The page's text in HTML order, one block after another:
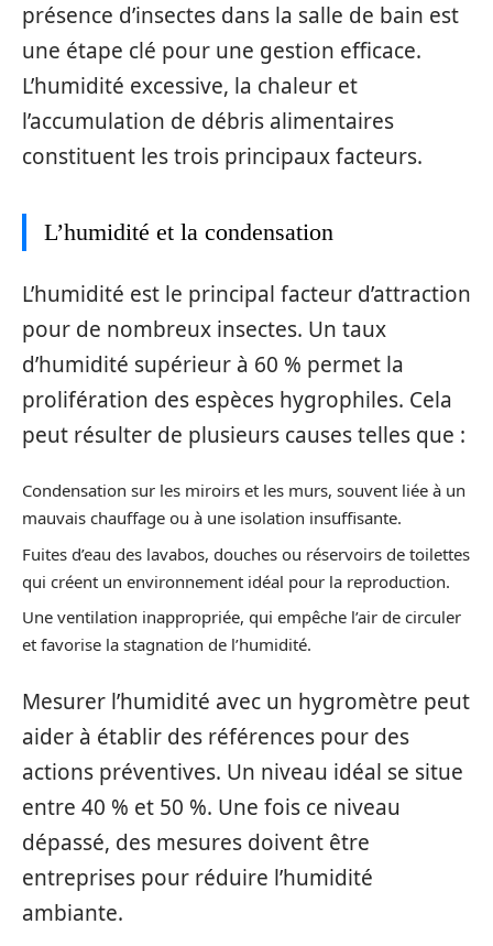
présence d’insectes dans la salle de bain est
une étape clé pour une gestion efficace.
L’humidité excessive, la chaleur et
l’accumulation de débris alimentaires
constituent les trois principaux facteurs.
L’humidité et la condensation
L’humidité est le principal facteur d’attraction
pour de nombreux insectes. Un taux
d’humidité supérieur à 60 % permet la
prolifération des espèces hygrophiles. Cela
peut résulter de plusieurs causes telles que :
Condensation sur les miroirs et les murs, souvent liée à un
mauvais chauffage ou à une isolation insuffisante.
Fuites d’eau des lavabos, douches ou réservoirs de toilettes
qui créent un environnement idéal pour la reproduction.
Une ventilation inappropriée, qui empêche l’air de circuler
et favorise la stagnation de l’humidité.
Mesurer l’humidité avec un hygromètre peut
aider à établir des références pour des
actions préventives. Un niveau idéal se situe
entre 40 % et 50 %. Une fois ce niveau
dépassé, des mesures doivent être
entreprises pour réduire l’humidité
ambiante.